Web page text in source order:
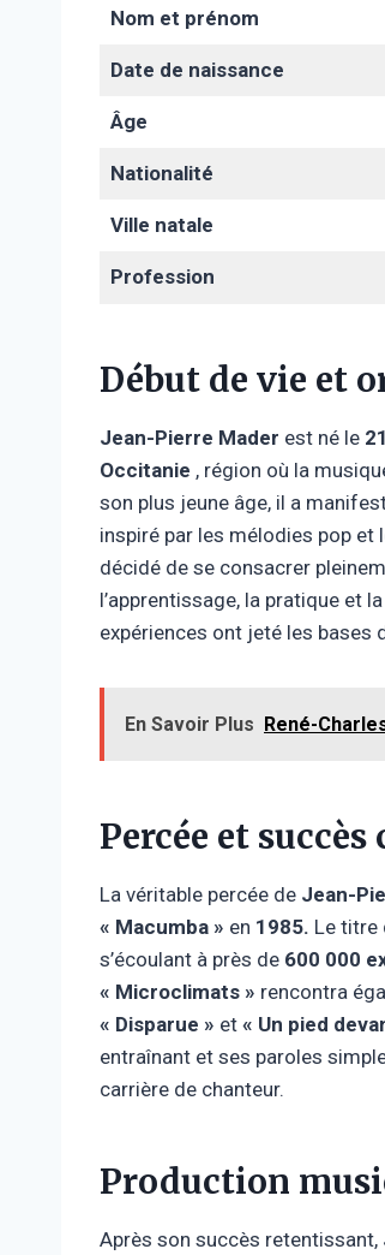
Nom et prénom
Date de naissance
Âge
Nationalité
Ville natale
Profession
Début de vie et
Jean-Pierre Mader est né le
Occitanie , région où la
son plus jeune âge, il a
inspiré par les mélodies pop et
décidé de se consacrer
l’apprentissage, la pratique et
expériences ont jeté les bases
En Savoir Plus René-
Percée et
La véritable percée de Jean-
« Macumba » en 1985. Le titre
s’écoulant à près de 600 000
« Microclimats » rencontra
« Disparue » et « Un pied
entraînant et ses paroles
carrière de chanteur.
Production
Après son succès retentissant,